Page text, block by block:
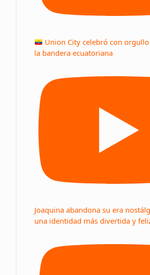
Union City celebró con
la bandera ecuatoriana
Joaquina abandona su era
una identidad más divertida y